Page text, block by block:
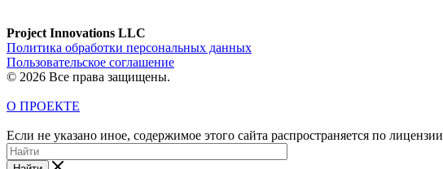
Project Innovations LLC
Политика обработки персональных данных
Пользовательское соглашение
© 2026 Все права защищены.
О ПРОЕКТЕ
Если не указано иное, содержимое этого сайта распространяется по лицензии